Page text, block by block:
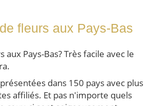
fleurs aux Pays-Bas
aux Pays-Bas? Très facile avec le
dans 150 pays avec plus
affiliés. Et pas n'importe quels